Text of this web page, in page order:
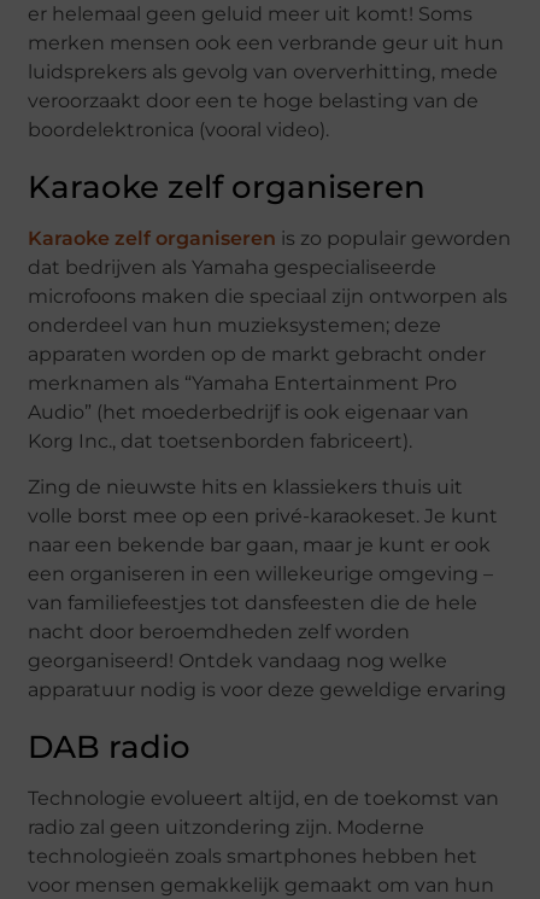
er helemaal geen geluid meer uit komt! Soms
merken mensen ook een verbrande geur uit hun
luidsprekers als gevolg van oververhitting, mede
veroorzaakt door een te hoge belasting van de
boordelektronica (vooral video).
Karaoke zelf organiseren
Karaoke zelf organiseren is zo populair geworden
dat bedrijven als Yamaha gespecialiseerde
microfoons maken die speciaal zijn ontworpen als
onderdeel van hun muzieksystemen; deze
apparaten worden op de markt gebracht onder
merknamen als “Yamaha Entertainment Pro
Audio” (het moederbedrijf is ook eigenaar van
Korg Inc., dat toetsenborden fabriceert).
Zing de nieuwste hits en klassiekers thuis uit
volle borst mee op een privé-karaokeset. Je kunt
naar een bekende bar gaan, maar je kunt er ook
een organiseren in een willekeurige omgeving –
van familiefeestjes tot dansfeesten die de hele
nacht door beroemdheden zelf worden
georganiseerd! Ontdek vandaag nog welke
apparatuur nodig is voor deze geweldige ervaring
DAB radio
Technologie evolueert altijd, en de toekomst van
radio zal geen uitzondering zijn. Moderne
technologieën zoals smartphones hebben het
voor mensen gemakkelijk gemaakt om van hun